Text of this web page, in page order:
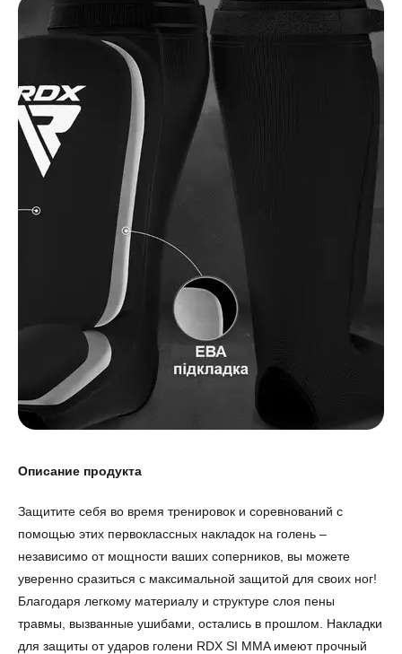
Описание продукта
Защитите себя во время тренировок и соревнований с
помощью этих первоклассных накладок на голень –
независимо от мощности ваших соперников, вы можете
уверенно сразиться с максимальной защитой для своих ног!
Благодаря легкому материалу и структуре слоя пены
травмы, вызванные ушибами, остались в прошлом. Накладки
для защиты от ударов голени RDX SI MMA имеют прочный